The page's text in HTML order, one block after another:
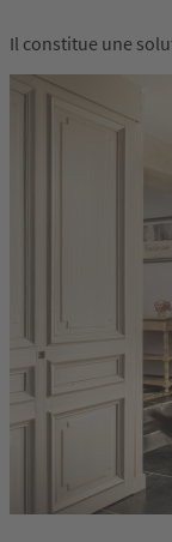
Il constitue une